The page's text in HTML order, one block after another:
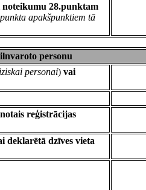
28.punktam
apakšpunktiem tā
personu
personai) vai
reģistrācijas
deklarētā dzīves vieta